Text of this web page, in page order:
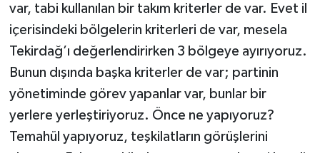
var, tabi kullanılan bir takım kriterler de var. Evet il
içerisindeki bölgelerin kriterleri de var, mesela
Tekirdağ’ı değerlendirirken 3 bölgeye ayırıyoruz.
Bunun dışında başka kriterler de var; partinin
yönetiminde görev yapanlar var, bunlar bir
yerlere yerleştiriyoruz. Önce ne yapıyoruz?
Temahül yapıyoruz, teşkilatların görüşlerini